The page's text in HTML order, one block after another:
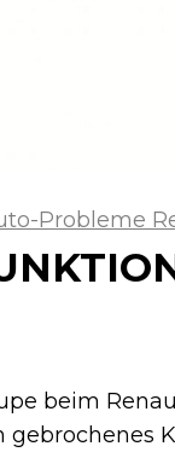
Probleme
beim
gebrochenes